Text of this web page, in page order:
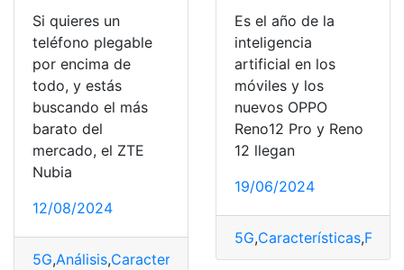
Si quieres un
teléfono plegable
por encima de
todo, y estás
buscando el más
barato del
mercado, el ZTE
Nubia
12/08/2024
5G,Análisis,Características ,Especificaciones,Flip,Nubia
Es el año de la
inteligencia
artificial en los
móviles y los
nuevos OPPO
Reno12 Pro y Reno
12 llegan
19/06/2024
5G,Características,Ficha